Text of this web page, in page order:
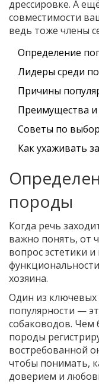
дрессировке. А
совместимости
ведь тоже члены
Определение
Лидеры среди
Причины
Преимущества
Советы по
Как ухаживать
породы
Когда речь
важно понять, от
вопрос эстетики
хозяина.
Один из
популярности —
собаководов. Чем
породы
востребованной
чтобы понимать,
доверием и